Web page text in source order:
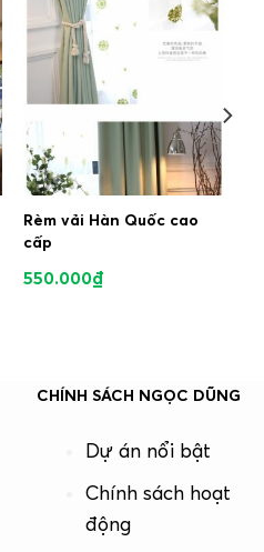
Rèm vải Hàn Quốc cao
cấp
550.000₫
CHÍNH SÁCH NGỌC DŨNG
Dự án nổi bật
Chính sách hoạt
động